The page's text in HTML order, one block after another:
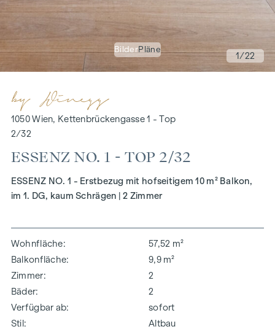
BilderPläne
1/22
1050 Wien, Kettenbrückengasse 1 - Top
2/32
ESSENZ NO. 1 - TOP 2/32
ESSENZ NO. 1 - Erstbezug mit hofseitigem 10 m² Balkon,
im 1. DG, kaum Schrägen | 2 Zimmer
Wohnfläche
57,52 m²
Balkonfläche
9,9 m²
Zimmer
2
Bäder
2
Verfügbar ab
sofort
Stil
Altbau